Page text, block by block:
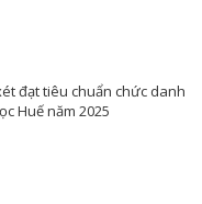
đạt tiêu chuẩn chức danh
Huế năm 2025